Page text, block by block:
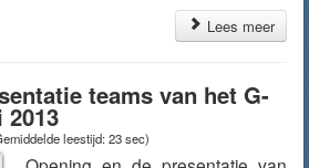
Lees meer
teams van het G-
leestijd: 23 sec)